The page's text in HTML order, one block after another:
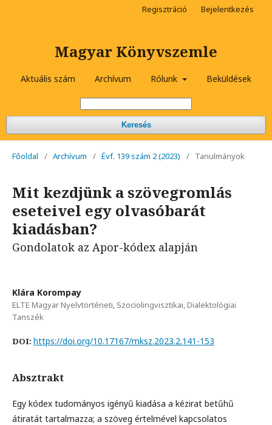
Magyar Könyvszemle
Aktuális szám Archívum Rólunk Beküldések
Keresés
Regisztráció Bejelentkezés
Főoldal / Archívum / Évf. 139 szám 2 (2023) / Tanulmányok
Mit kezdjünk a szövegromlás
eseteivel egy olvasóbarát
kiadásban?
Gondolatok az Apor-kódex alapján
Klára Korompay
ELTE Magyar Nyelvtörténeti, Szociolingvisztikai, Dialektológiai
Tanszék
DOI: https://doi.org/10.17167/mksz.2023.2.141-153
Absztrakt
Egy kódex tudományos igényű kiadása a kézirat betűhű
átiratát tartalmazza; a szöveg értelmével kapcsolatos